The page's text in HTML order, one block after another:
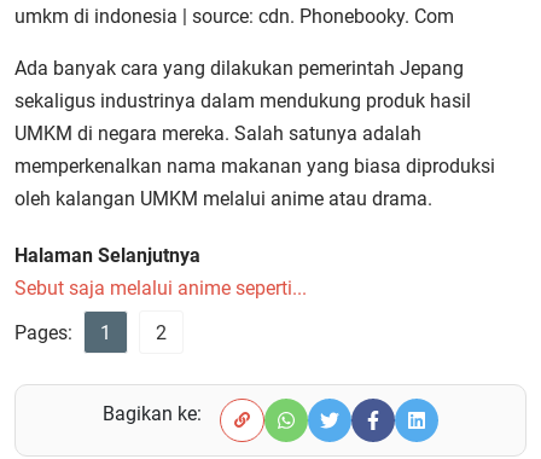
umkm di indonesia | source: cdn. Phonebooky. Com
Ada banyak cara yang dilakukan pemerintah Jepang
sekaligus industrinya dalam mendukung produk hasil
UMKM di negara mereka. Salah satunya adalah
memperkenalkan nama makanan yang biasa diproduksi
oleh kalangan UMKM melalui anime atau drama.
Halaman Selanjutnya
Sebut saja melalui anime seperti...
Pages:
1 2
Bagikan ke: